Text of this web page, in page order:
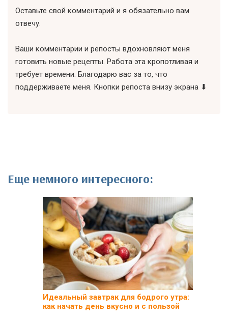
Оставьте свой комментарий и я обязательно вам
отвечу.
Ваши комментарии и репосты вдохновляют меня
готовить новые рецепты. Работа эта кропотливая и
требует времени. Благодарю вас за то, что
поддерживаете меня. Кнопки репоста внизу экрана ⬇
Еще немного интересного:
Идеальный завтрак для бодрого утра:
как начать день вкусно и с пользой